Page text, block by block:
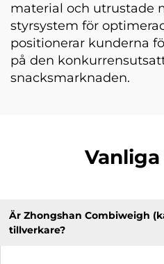
material och utrustade
styrsystem för
positionerar kunderna
på den
snacksmarknaden.
Är Zhongshan Combiweigh
tillverkare?